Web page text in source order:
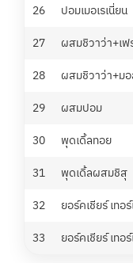
26
ปอมเมอเรเนี่ยน
27
ผสมชิวาว่า+เ
28
ผสมชิวาว่า+ม
29
ผสมปอม
30
พุดเดิ้ลทอย
31
พุดเดิ้ลผสมชิสุ
32
ยอร์คเชียร์ เทอ
33
ยอร์คเชียร์ เทอ